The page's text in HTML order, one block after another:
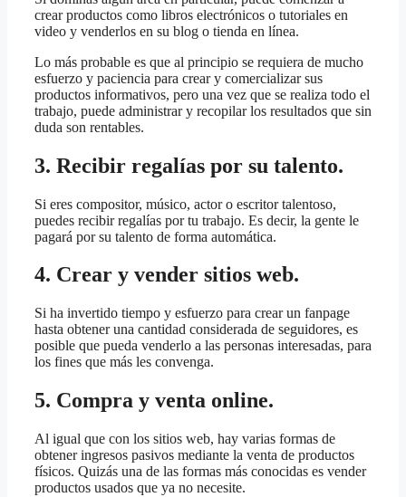
crear productos como libros electrónicos o tutoriales en
video y venderlos en su blog o tienda en línea.
Lo más probable es que al principio se requiera de mucho
esfuerzo y paciencia para crear y comercializar sus
productos informativos, pero una vez que se realiza todo el
trabajo, puede administrar y recopilar los resultados que sin
duda son rentables.
3. Recibir regalías por su talento.
Si eres compositor, músico, actor o escritor talentoso,
puedes recibir regalías por tu trabajo. Es decir, la gente le
pagará por su talento de forma automática.
4. Crear y vender sitios web.
Si ha invertido tiempo y esfuerzo para crear un fanpage
hasta obtener una cantidad considerada de seguidores, es
posible que pueda venderlo a las personas interesadas, para
los fines que más les convenga.
5. Compra y venta online.
Al igual que con los sitios web, hay varias formas de
obtener ingresos pasivos mediante la venta de productos
físicos. Quizás una de las formas más conocidas es vender
productos usados que ya no necesite.